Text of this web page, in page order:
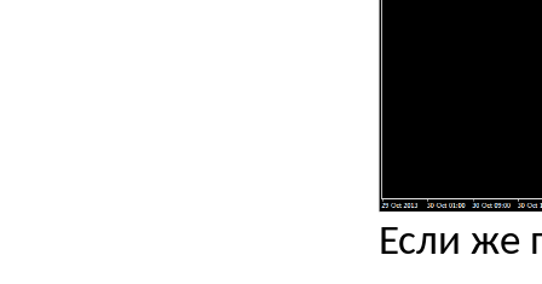
Если же